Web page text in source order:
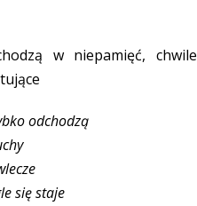
w niepamięć, chwile
odchodzą
się staje